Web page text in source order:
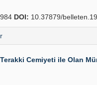
DOI: 10.37879/
Cemiyeti ile Olan